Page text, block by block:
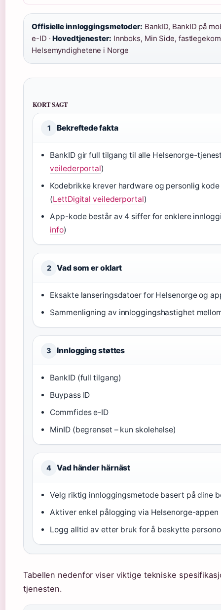
Offisielle innloggingsmetoder: BankID, BankID på
e-ID ·Hovedtjenester: Innboks, Min Side,
Helsemyndighetene i Norge
KORT SAGT
1 Bekreftede fakta
BankID gir full tilgang til alle Helsenorge-
veilederportal)
Kodebrikke krever hardware og personlig
(LettDigital veilederportal)
App-kode består av 4 siffer for enklere
info)
2 Vad som er oklart
Eksakte lanseringsdatoer for Helsenorge og
Sammenligning av innloggingshastighet
3 Innlogging støttes
BankID (full tilgang)
Buypass ID
Commfides e-ID
MinID (begrenset – kun skolehelse)
4 Vad händer härnäst
Velg riktig innloggingsmetode basert på dine
Aktiver enkel pålogging via Helsenorge-appen
Logg alltid av etter bruk for å beskytte
Tabellen nedenfor viser viktige tekniske
tjenesten.